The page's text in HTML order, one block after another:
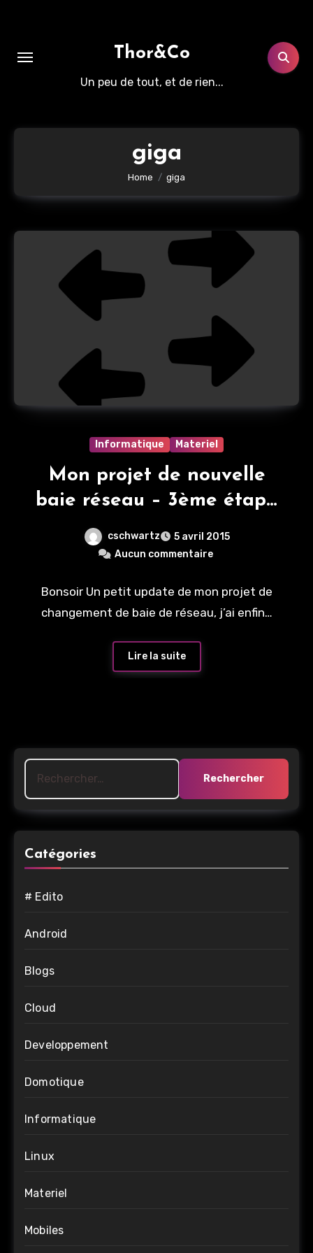
Thor&Co
Un peu de tout, et de rien...
giga
Home giga
Informatique Materiel
Mon projet de nouvelle
baie réseau – 3ème étape
– Full Giga niveau Switch
cschwartz
5 avril 2015
Aucun commentaire
Bonsoir Un petit update de mon projet de
changement de baie de réseau, j’ai enfin…
Lire la suite
Rechercher :
Catégories
# Edito
Android
Blogs
Cloud
Developpement
Domotique
Informatique
Linux
Materiel
Mobiles